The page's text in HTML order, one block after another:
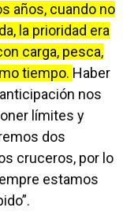
años, cuando no
la prioridad era
carga, pesca,
tiempo. Haber
nos
límites y
dos
cruceros, por lo
estamos